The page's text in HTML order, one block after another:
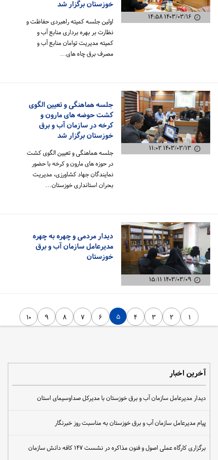
۱۴۰۳/۰۳/۱۶ ۱۴:۵۸
خوزستان برگزار شد
اولین جلسه کمیته راهبردی حفاظت و
نظارت بر بهره برداری منابع آب و
کمیته مدیریت توامان منابع آب و
مصرف برق چاه های…
۱۴۰۳/۰۳/۱۳ ۱۱:۰۲
جلسه هماهنگی و تعیین الگوی
کشت حوضه های مارون و
کرخه در سازمان آب و برق
خوزستان برگزار شد
جلسه هماهنگی و تعیین الگوی کشت
در حوزه های مارون و کرخه با حضور
نمایندگان جهاد کشاورزی، مدیریت
بحران استانداری خوزستان…
۱۴۰۳/۰۳/۰۹ ۱۵:۱۱
دیدار مردمی و چهره به چهره
مدیرعامل سازمان آب و برق
خوزستان
۱ ۲ ۳ ۴ ۵ ۶ ۷ ۸ ۹ ۱۰
آخرین اخبار
دیدار مدیرعامل سازمان آب و برق خوزستان با مدیرکل صداوسیمای استان
پیام مدیرعامل سازمان آب و برق خوزستان به مناسبت روز خبرنگار
برگزاری کارگاه عملی اصول و فنون مذاکره در نشست ۱۴۷ کافه دانش سازمان